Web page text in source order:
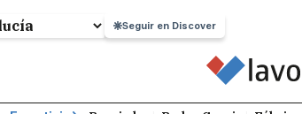
Seguir en Discover